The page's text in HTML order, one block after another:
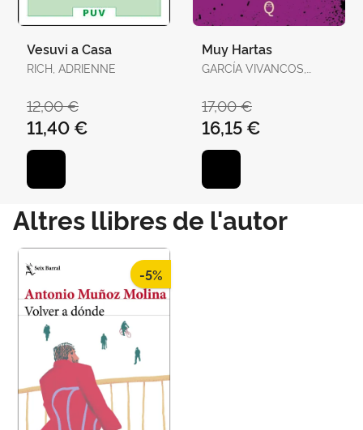
Vesuvi a Casa
RICH, ADRIENNE
12,00 €
11,40 €
Muy Hartas
GARCÍA VIVANCOS,
17,00 €
16,15 €
Altres llibres de l'autor
-5%